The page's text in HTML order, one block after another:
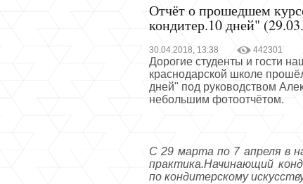
Отчёт о прошедшем
кондитер.10 дней"
30.04.2018, 13:38 442301
Дорогие студенты и гости
краснодарской школе
дней" под руководством
небольшим фотоотчётом.
С 29 марта по 7 апреля в
практика.Начинающий
по кондитерскому